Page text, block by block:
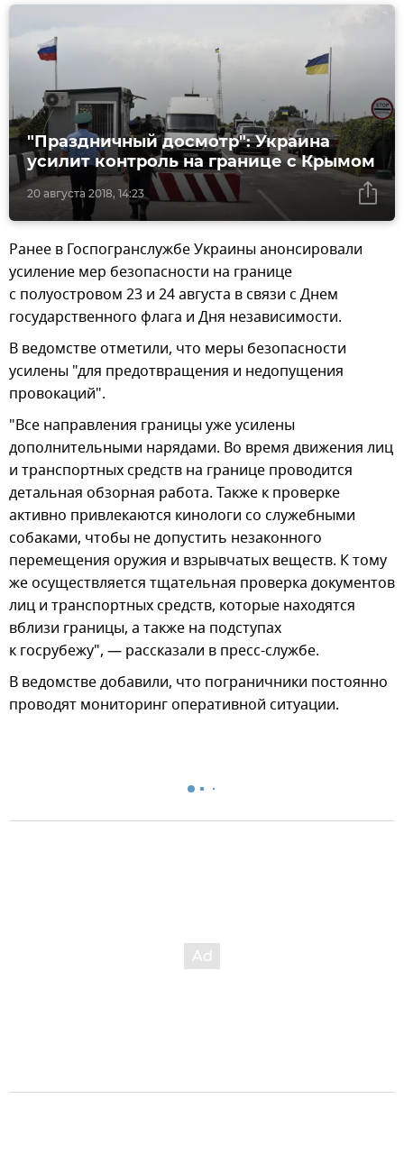
20 августа 2018, 14:23
"Праздничный досмотр": Украина
усилит контроль на границе с Крымом
Ранее в Госпогранслужбе Украины анонсировали
усиление мер безопасности на границе
с полуостровом 23 и 24 августа в связи с Днем
государственного флага и Дня независимости.
В ведомстве отметили, что меры безопасности
усилены "для предотвращения и недопущения
провокаций".
"Все направления границы уже усилены
дополнительными нарядами. Во время движения лиц
и транспортных средств на границе проводится
детальная обзорная работа. Также к проверке
активно привлекаются кинологи со служебными
собаками, чтобы не допустить незаконного
перемещения оружия и взрывчатых веществ. К тому
же осуществляется тщательная проверка документов
лиц и транспортных средств, которые находятся
вблизи границы, а также на подступах
к госрубежу", — рассказали в пресс-службе.
В ведомстве добавили, что пограничники постоянно
проводят мониторинг оперативной ситуации.